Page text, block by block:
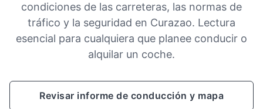
condiciones de las carreteras, las normas de
tráfico y la seguridad en Curazao. Lectura
esencial para cualquiera que planee conducir o
alquilar un coche.
Revisar informe de conducción y mapa